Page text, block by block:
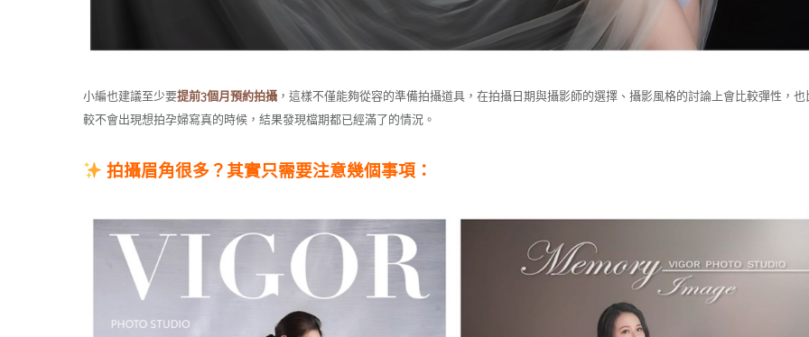
小編也建議至少要提前3個月預約拍攝 ，這樣不僅能夠從容的準備拍攝道具，在拍攝日期與攝影師的選擇、攝影風格的討論上會比較彈性，也
較不會出現想拍孕婦寫真的時候，結果發現檔期都已經滿了的情況。
拍攝眉角很多？其實只需要注意幾個事項：